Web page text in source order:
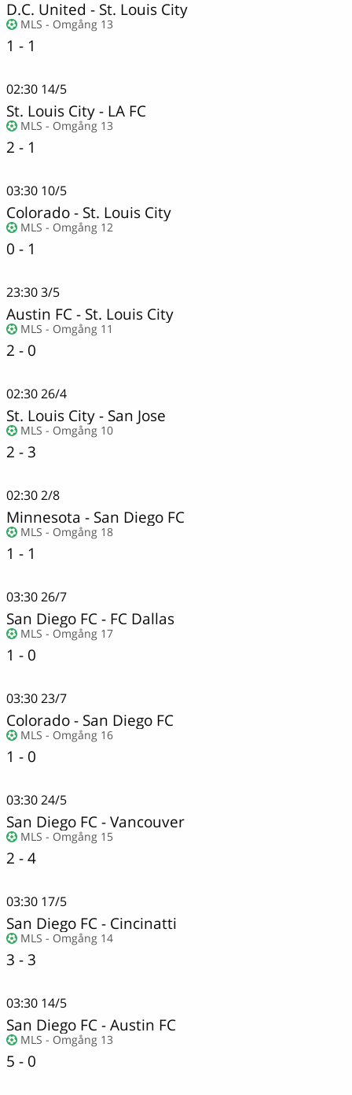
D.C. United - St. Louis City
MLS - Omgång 13
1 - 1
02:30 14/5
St. Louis City- LA FC
MLS - Omgång 13
2 - 1
03:30 10/5
Colorado- St. Louis City
MLS - Omgång 12
0 - 1
23:303/5
Austin FC- St. Louis City
MLS - Omgång 11
2 - 0
02:3026/4
St. Louis City- San Jose
MLS - Omgång 10
2 - 3
02:302/8
Minnesota - San Diego FC
MLS - Omgång 18
1 - 1
03:3026/7
San Diego FC- FC Dallas
MLS - Omgång 17
1 - 0
03:3023/7
Colorado- San Diego FC
MLS - Omgång 16
1 - 0
03:3024/5
San Diego FC-Vancouver
MLS - Omgång 15
2 - 4
03:30 17/5
San Diego FC- Cincinatti
MLS - Omgång 14
3 - 3
03:30 14/5
San Diego FC-Austin FC
MLS - Omgång 13
5 - 0